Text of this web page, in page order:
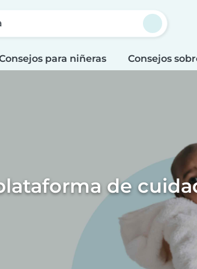
para niñeras Consejos
de